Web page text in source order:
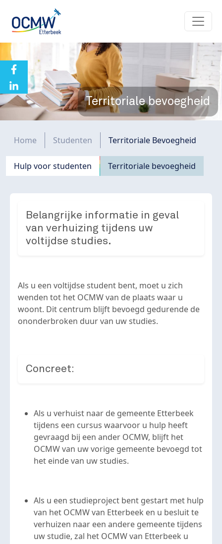
Territoriale bevoegheid
Kruimelpad
Home Studenten Territoriale Bevoegheid
Navigation principale
Hulp voor studenten Territoriale bevoegheid
Belangrijke informatie in geval
van verhuizing tijdens uw
voltijdse studies.
Als u een voltijdse student bent, moet u zich
wenden tot het OCMW van de plaats waar u
woont. Dit centrum blijft bevoegd gedurende de
ononderbroken duur van uw studies.
Concreet:
Als u verhuist naar de gemeente Etterbeek
tijdens een cursus waarvoor u hulp heeft
gevraagd bij een ander OCMW, blijft het
OCMW van uw vorige gemeente bevoegd tot
het einde van uw studies.
Als u een studieproject bent gestart met hulp
van het OCMW van Etterbeek en u besluit te
verhuizen naar een andere gemeente tijdens
uw studie, zal het OCMW van Etterbeek u